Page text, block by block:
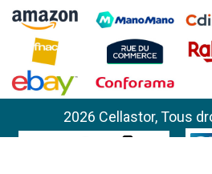
BRANDT
2026 Cellastor, Tous